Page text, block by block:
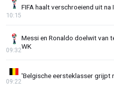
FIFA haalt verschroeiend uit
10:15
Messi en Ronaldo doelwit van
WK
09:32
'Belgische eersteklasser grijpt
09:22